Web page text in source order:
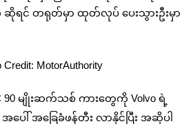
င် တရုတ်မှာ ထုတ်လုပ် ပေးသွားဦးမှာ
Credit: MotorAuthority
90 မျိုးဆက်သစ် ကားတွေကို Volvo ရဲ့
အပေါ် အခြေခံဖန်တီး လာနိုင်ပြီး အဆိုပါ